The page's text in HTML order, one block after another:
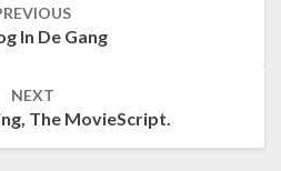
In De Gang
NEXT
The MovieScript.